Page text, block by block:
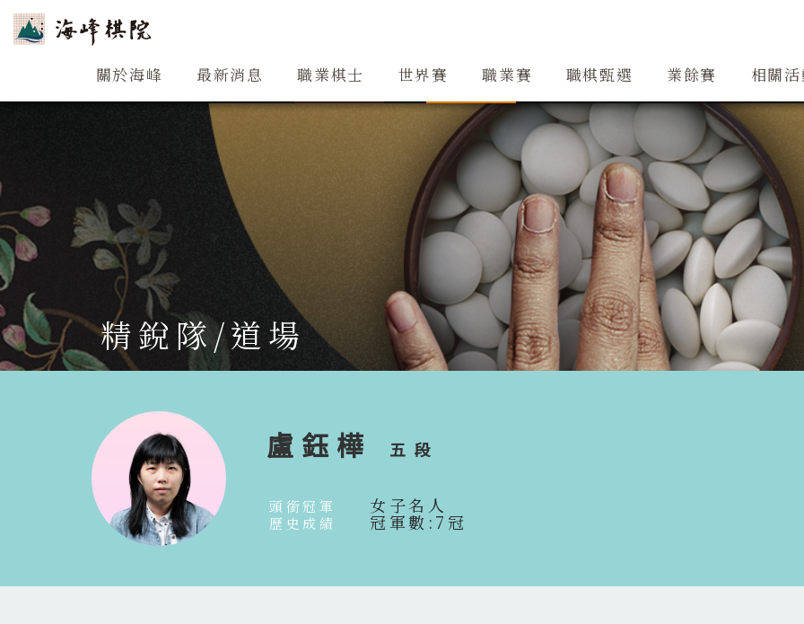
關於海峰 最新消息 職業棋士 世界賽 職業賽 職棋甄選 業餘賽 相關活
關於海峰 創辦人簡介 大事紀 行事曆
精銳隊 道場 精銳隊交流
精銳隊/道場
盧鈺樺 五段
頭銜冠軍 女子名人
歷史成績 冠軍數:7冠